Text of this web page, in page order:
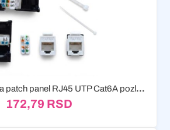
Keystone modul za patch panel RJ45 UTP Cat6A pozlaceni
172,79 RSD